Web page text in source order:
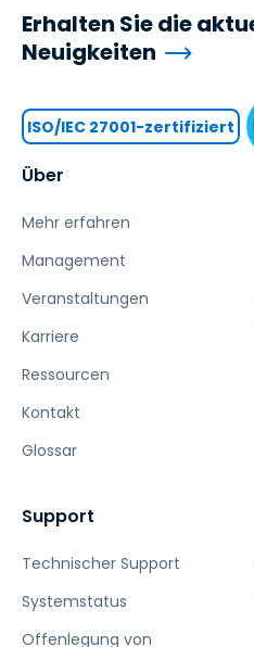
Über
Mehr erfahren
Management
Veranstaltungen
Karriere
Ressourcen
Kontakt
Glossar
Support
Technischer Support
Systemstatus
Offenlegung von
Erhalten Sie die
Neuigkeiten
ISO/IEC 27001-zertifiziert